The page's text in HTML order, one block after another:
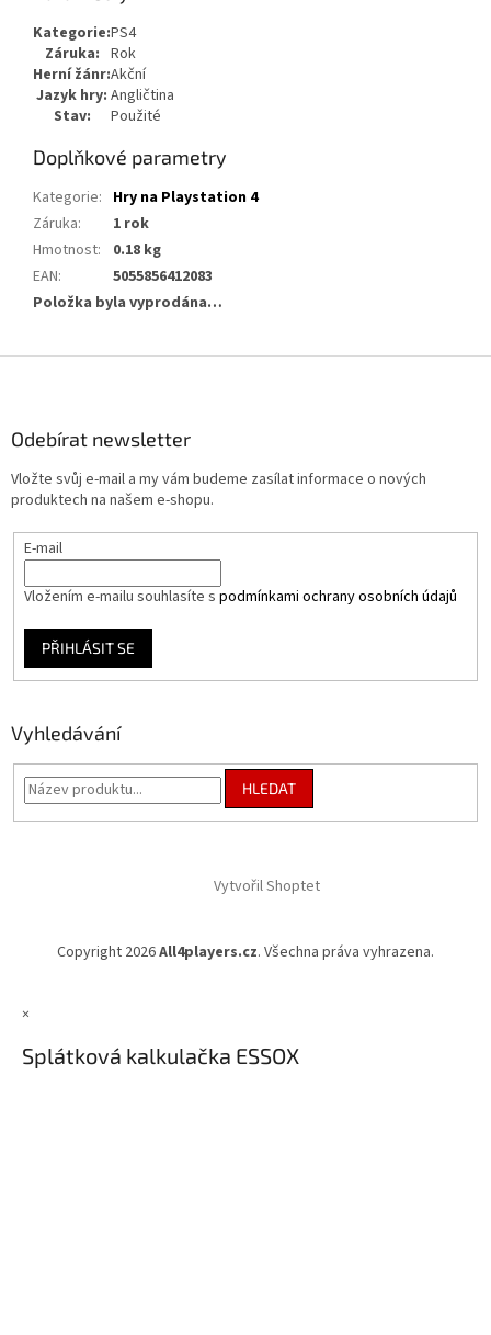
Kategorie:PS4
Záruka: Rok
Herní žánr:Akční
Jazyk hry: Angličtina
Stav:
Použité
Doplňkové parametry
Kategorie: Hry na Playstation 4
Záruka:
1 rok
Hmotnost:
0.18 kg
EAN:
5055856412083
Položka byla vyprodána…
Odebírat newsletter
Vložte svůj e-mail a my vám budeme zasílat informace o nových
produktech na našem e-shopu.
E-mail
Vložením e-mailu souhlasíte s podmínkami ochrany osobních údajů
PŘIHLÁSIT SE
Vyhledávání
HLEDAT
Vytvořil Shoptet
Copyright 2026All4players.cz. Všechna práva vyhrazena.
×
Splátková kalkulačka ESSOX